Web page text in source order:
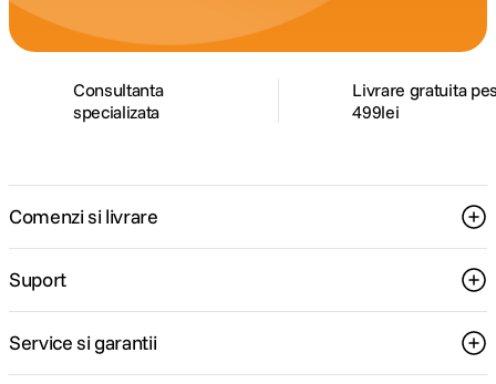
Consultanta
specializata
Livrare gratuita
499lei
Comenzi si livrare
Suport
Service si garantii